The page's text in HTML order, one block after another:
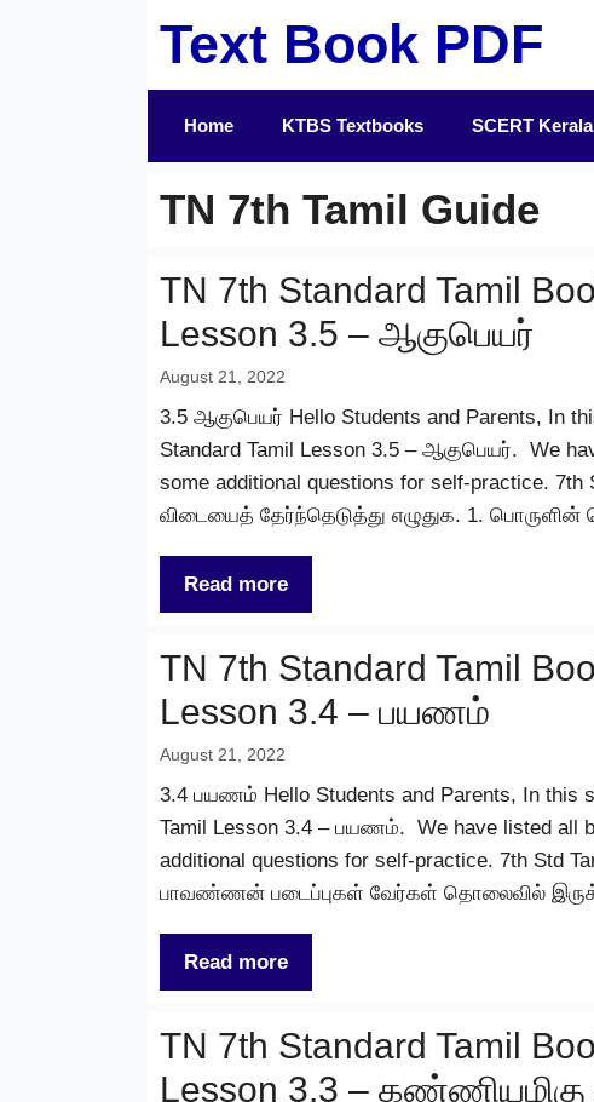
Text Book PDF
Home KTBS Textbooks SCERT Kerala
TN 7th Tamil Guide
TN 7th Standard Tamil
Lesson 3.5 – ஆகுபெயர்
August 21, 2022
3.5 ஆகுபெயர் Hello Students and Parents, In
Standard Tamil Lesson 3.5 – ஆகுபெயர். We
some additional questions for self-practice. 7th
விடையைத் தேர்ந்தெடுத்து எழுதுக. 1. பொருளின்
Read more
TN 7th Standard Tamil
Lesson 3.4 – பயணம்
August 21, 2022
3.4 பயணம் Hello Students and Parents, In this
Tamil Lesson 3.4 – பயணம். We have listed all
additional questions for self-practice. 7th Std
பாவண்ணன் படைப்புகள் வேர்கள் தொலைவில்
Read more
TN 7th Standard Tamil
Lesson 3.3 –